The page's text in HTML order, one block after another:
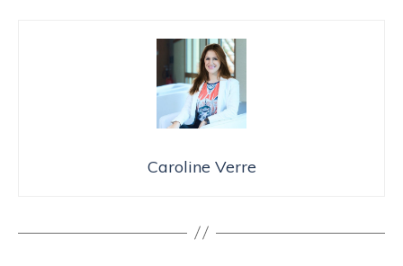
Caroline Verre